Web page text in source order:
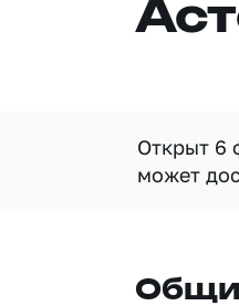
Открыт 6
может